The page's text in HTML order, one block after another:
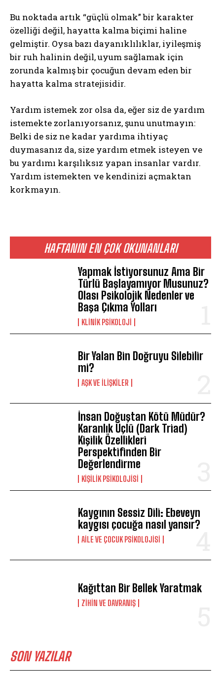
ABONE OL
Gizlilik politikasınıokudum, onaylıyorum.
HAFTANIN EN ÇOK OKUNANLARI
Yapmak İstiyorsunuz Ama Bir
Türlü Başlayamıyor Musunuz?
Olası Psikolojik Nedenler ve
Başa Çıkma Yolları
KLINIK PSIKOLOJI
Bir Yalan Bin Doğruyu Silebilir
mi?
AŞK VE İLIŞKILER
İnsan Doğuştan Kötü Müdür?
Karanlık Üçlü (Dark Triad)
Kişilik Özellikleri
Perspektifinden Bir
Değerlendirme
KIŞILIK PSIKOLOJISI
Kaygının Sessiz Dili: Ebeveyn
kaygısı çocuğa nasıl yansır?
AILE VE ÇOCUK PSIKOLOJISI
Kağıttan Bir Bellek Yaratmak
⁠ZIHIN VE DAVRANIŞ
SON YAZILAR
Bu noktada artık “güçlü olmak” bir karakter
özelliği değil, hayatta kalma biçimi haline
gelmiştir. Oysa bazı dayanıklılıklar, iyileşmiş
bir ruh halinin değil, uyum sağlamak için
zorunda kalmış bir çocuğun devam eden bir
hayatta kalma stratejisidir.
Yardım istemek zor olsa da, eğer siz de yardım
istemekte zorlanıyorsanız, şunu unutmayın:
Belki de siz ne kadar yardıma ihtiyaç
duymasanız da, size yardım etmek isteyen ve
bu yardımı karşılıksız yapan insanlar vardır.
Yardım istemekten ve kendinizi açmaktan
korkmayın.